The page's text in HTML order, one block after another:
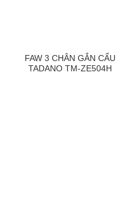
FAW 3 CHÂN GẮN CẨU
TADANO TM-ZE504H